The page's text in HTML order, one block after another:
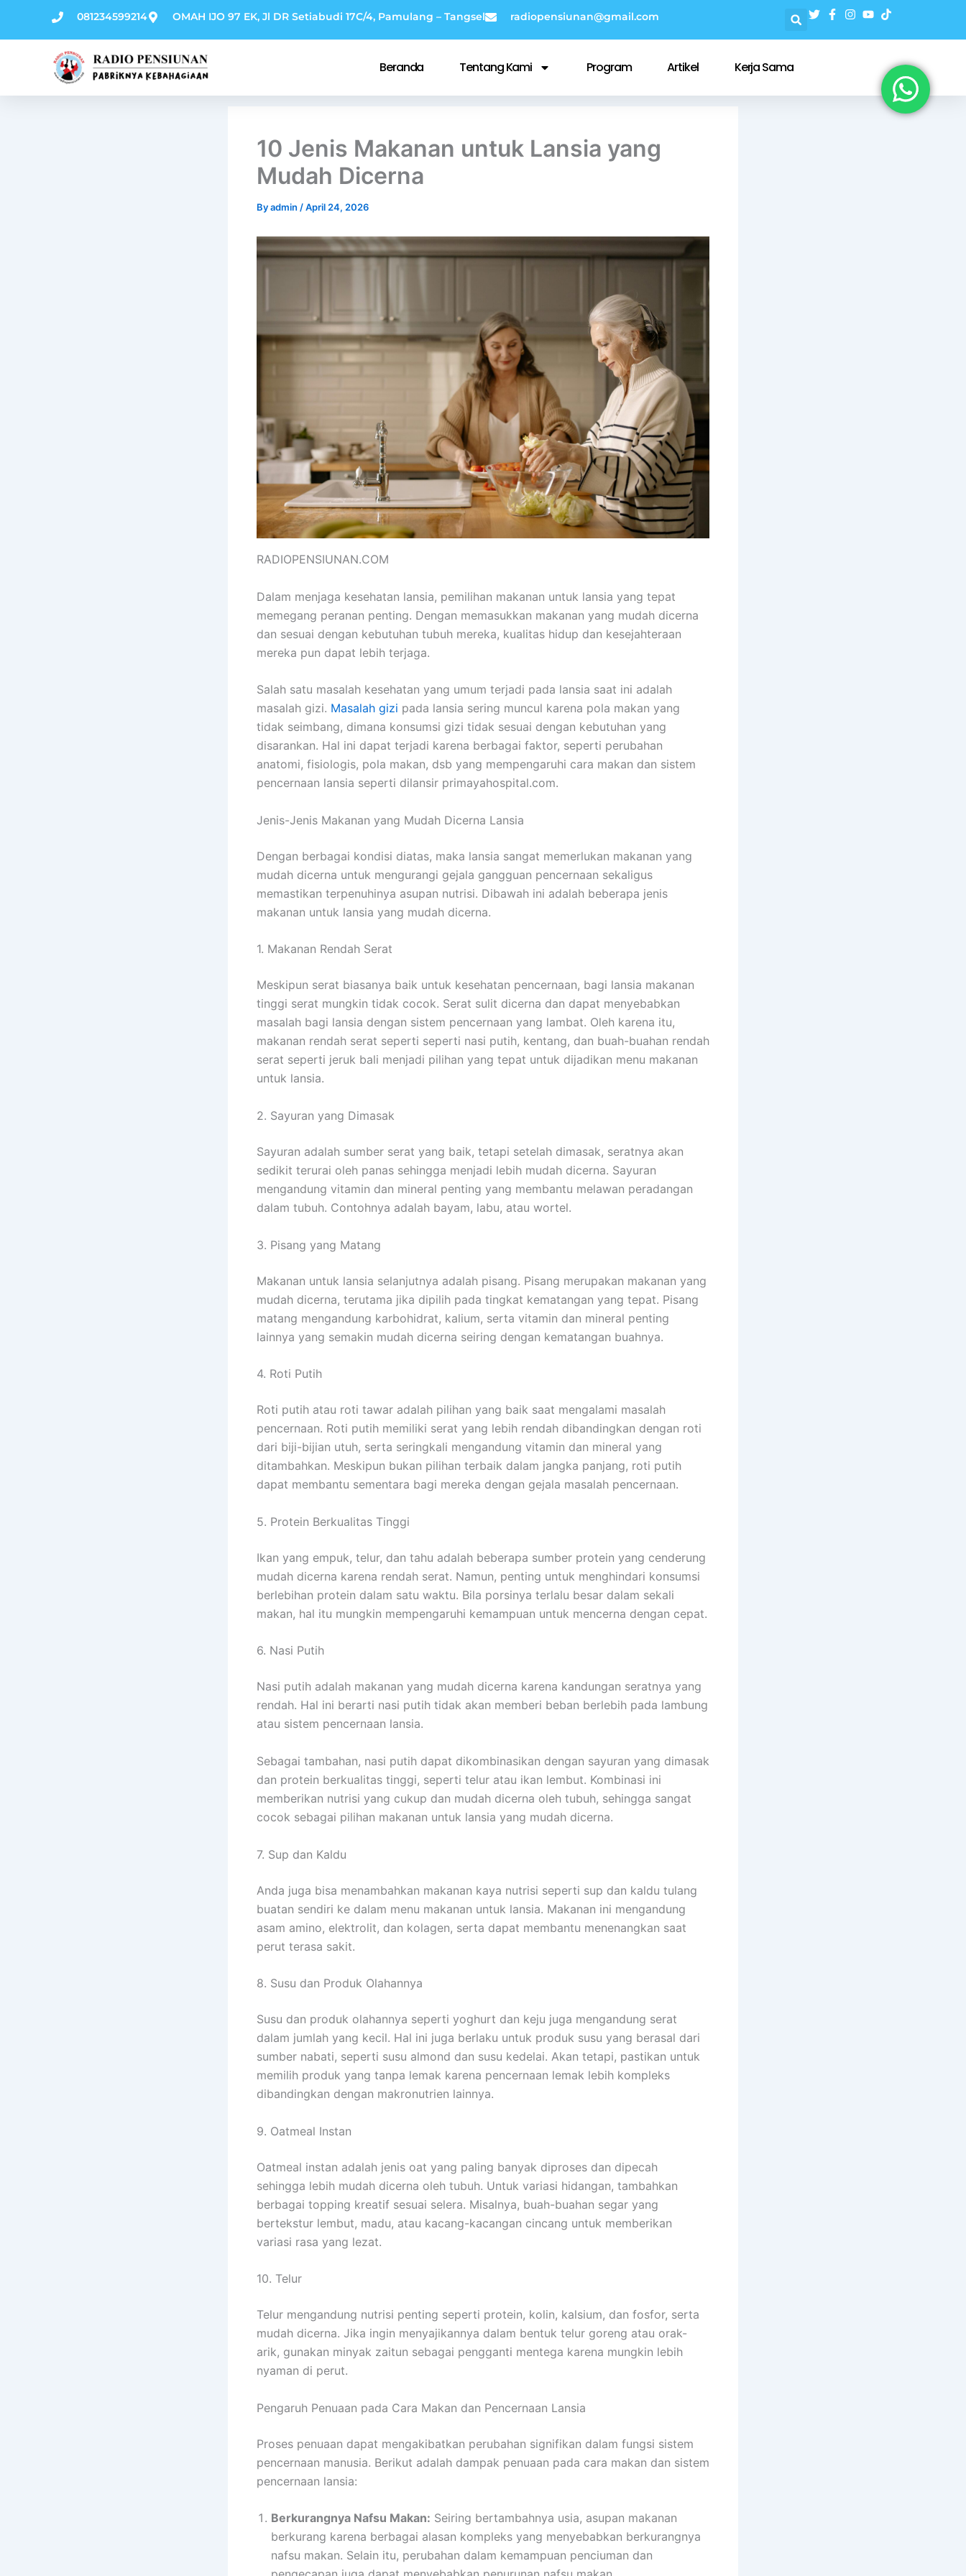
081234599214 OMAH IJO 97 EK, Jl DR Setiabudi 17C/4, Pamulang – Tangsel radiopensiunan@gmail.com
Beranda Tentang Kami Program Artikel Kerja Sama
10 Jenis Makanan untuk Lansia yang
Mudah Dicerna
Byadmin /April 24, 2026
RADIOPENSIUNAN.COM
Dalam menjaga kesehatan lansia, pemilihan makanan untuk lansia yang tepat
memegang peranan penting. Dengan memasukkan makanan yang mudah dicerna
dan sesuai dengan kebutuhan tubuh mereka, kualitas hidup dan kesejahteraan
mereka pun dapat lebih terjaga.
Salah satu masalah kesehatan yang umum terjadi pada lansia saat ini adalah
masalah gizi. Masalah gizi pada lansia sering muncul karena pola makan yang
tidak seimbang, dimana konsumsi gizi tidak sesuai dengan kebutuhan yang
disarankan. Hal ini dapat terjadi karena berbagai faktor, seperti perubahan
anatomi, fisiologis, pola makan, dsb yang mempengaruhi cara makan dan sistem
pencernaan lansia seperti dilansir primayahospital.com.
Jenis-Jenis Makanan yang Mudah Dicerna Lansia
Dengan berbagai kondisi diatas, maka lansia sangat memerlukan makanan yang
mudah dicerna untuk mengurangi gejala gangguan pencernaan sekaligus
memastikan terpenuhinya asupan nutrisi. Dibawah ini adalah beberapa jenis
makanan untuk lansia yang mudah dicerna.
1. Makanan Rendah Serat
Meskipun serat biasanya baik untuk kesehatan pencernaan, bagi lansia makanan
tinggi serat mungkin tidak cocok. Serat sulit dicerna dan dapat menyebabkan
masalah bagi lansia dengan sistem pencernaan yang lambat. Oleh karena itu,
makanan rendah serat seperti seperti nasi putih, kentang, dan buah-buahan rendah
serat seperti jeruk bali menjadi pilihan yang tepat untuk dijadikan menu makanan
untuk lansia.
2. Sayuran yang Dimasak
Sayuran adalah sumber serat yang baik, tetapi setelah dimasak, seratnya akan
sedikit terurai oleh panas sehingga menjadi lebih mudah dicerna. Sayuran
mengandung vitamin dan mineral penting yang membantu melawan peradangan
dalam tubuh. Contohnya adalah bayam, labu, atau wortel.
3. Pisang yang Matang
Makanan untuk lansia selanjutnya adalah pisang. Pisang merupakan makanan yang
mudah dicerna, terutama jika dipilih pada tingkat kematangan yang tepat. Pisang
matang mengandung karbohidrat, kalium, serta vitamin dan mineral penting
lainnya yang semakin mudah dicerna seiring dengan kematangan buahnya.
4. Roti Putih
Roti putih atau roti tawar adalah pilihan yang baik saat mengalami masalah
pencernaan. Roti putih memiliki serat yang lebih rendah dibandingkan dengan roti
dari biji-bijian utuh, serta seringkali mengandung vitamin dan mineral yang
ditambahkan. Meskipun bukan pilihan terbaik dalam jangka panjang, roti putih
dapat membantu sementara bagi mereka dengan gejala masalah pencernaan.
5. Protein Berkualitas Tinggi
Ikan yang empuk, telur, dan tahu adalah beberapa sumber protein yang cenderung
mudah dicerna karena rendah serat. Namun, penting untuk menghindari konsumsi
berlebihan protein dalam satu waktu. Bila porsinya terlalu besar dalam sekali
makan, hal itu mungkin mempengaruhi kemampuan untuk mencerna dengan cepat.
6. Nasi Putih
Nasi putih adalah makanan yang mudah dicerna karena kandungan seratnya yang
rendah. Hal ini berarti nasi putih tidak akan memberi beban berlebih pada lambung
atau sistem pencernaan lansia.
Sebagai tambahan, nasi putih dapat dikombinasikan dengan sayuran yang dimasak
dan protein berkualitas tinggi, seperti telur atau ikan lembut. Kombinasi ini
memberikan nutrisi yang cukup dan mudah dicerna oleh tubuh, sehingga sangat
cocok sebagai pilihan makanan untuk lansia yang mudah dicerna.
7. Sup dan Kaldu
Anda juga bisa menambahkan makanan kaya nutrisi seperti sup dan kaldu tulang
buatan sendiri ke dalam menu makanan untuk lansia. Makanan ini mengandung
asam amino, elektrolit, dan kolagen, serta dapat membantu menenangkan saat
perut terasa sakit.
8. Susu dan Produk Olahannya
Susu dan produk olahannya seperti yoghurt dan keju juga mengandung serat
dalam jumlah yang kecil. Hal ini juga berlaku untuk produk susu yang berasal dari
sumber nabati, seperti susu almond dan susu kedelai. Akan tetapi, pastikan untuk
memilih produk yang tanpa lemak karena pencernaan lemak lebih kompleks
dibandingkan dengan makronutrien lainnya.
9. Oatmeal Instan
Oatmeal instan adalah jenis oat yang paling banyak diproses dan dipecah
sehingga lebih mudah dicerna oleh tubuh. Untuk variasi hidangan, tambahkan
berbagai topping kreatif sesuai selera. Misalnya, buah-buahan segar yang
bertekstur lembut, madu, atau kacang-kacangan cincang untuk memberikan
variasi rasa yang lezat.
10. Telur
Telur mengandung nutrisi penting seperti protein, kolin, kalsium, dan fosfor, serta
mudah dicerna. Jika ingin menyajikannya dalam bentuk telur goreng atau orak-
arik, gunakan minyak zaitun sebagai pengganti mentega karena mungkin lebih
nyaman di perut.
Pengaruh Penuaan pada Cara Makan dan Pencernaan Lansia
Proses penuaan dapat mengakibatkan perubahan signifikan dalam fungsi sistem
pencernaan manusia. Berikut adalah dampak penuaan pada cara makan dan sistem
pencernaan lansia:
Berkurangnya Nafsu Makan: Seiring bertambahnya usia, asupan makanan
berkurang karena berbagai alasan kompleks yang menyebabkan berkurangnya
nafsu makan. Selain itu, perubahan dalam kemampuan penciuman dan